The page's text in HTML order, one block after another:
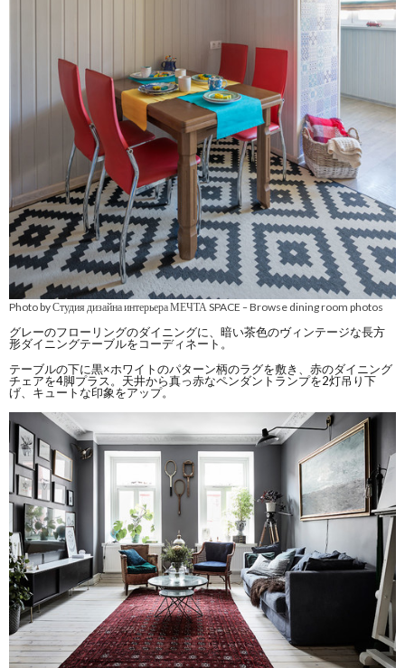
Photo by Студия дизайна интерьера МЕЧТА SPACE –Browse dining room photos
グレーのフローリングのダイニングに、暗い茶色のヴィンテージな長方
形ダイニングテーブルをコーディネート。
テーブルの下に黒×ホワイトのパターン柄のラグを敷き、赤のダイニング
チェアを4脚プラス。天井から真っ赤なペンダントランプを2灯吊り下
げ、キュートな印象をアップ。